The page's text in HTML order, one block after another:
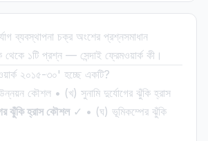
চক্র অংশের প্রশ্নসমাধান
থেকে ১টি প্রশ্ন — সেন্দাই ফ্রেমওয়ার্ক কী।
২০১৫-৩০' হচ্ছে একটি?
কৌশল • (খ) সুনামি দুর্যোগের ঝুঁকি হ্রাস
ঝুঁকি হ্রাস কৌশল✓ • (ঘ) ভূমিকম্পের ঝুঁকি